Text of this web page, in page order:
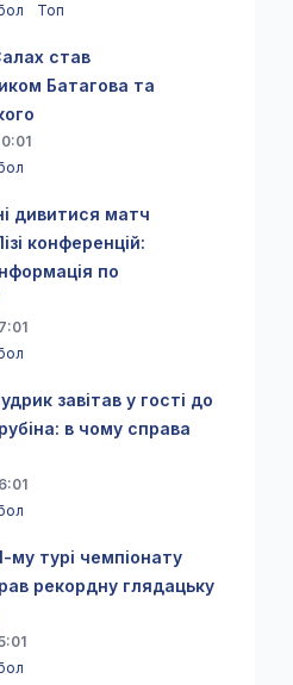
Топ
став
Батагова та
дивитися матч
конференцій:
по
завітав у гості до
в чому справа
му турі чемпіонату
рекордну глядацьку